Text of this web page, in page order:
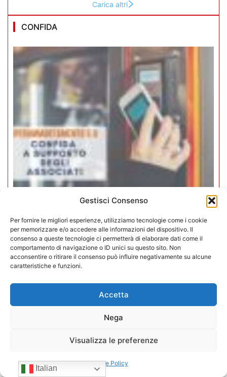
Gestisci Consenso
Per fornire le migliori esperienze, utilizziamo tecnologie come i cookie
per memorizzare e/o accedere alle informazioni del dispositivo. Il
consenso a queste tecnologie ci permetterà di elaborare dati come il
comportamento di navigazione o ID unici su questo sito. Non
acconsentire o ritirare il consenso può influire negativamente su alcune
caratteristiche e funzioni.
Accetta
Nega
Visualizza le preferenze
Cookie Policy
Carica altri
CONFIDA
Iperammortamento 5.0. CONFIDA
apre uno sportello dedicato per gli
associati
27/07/2026
Italian